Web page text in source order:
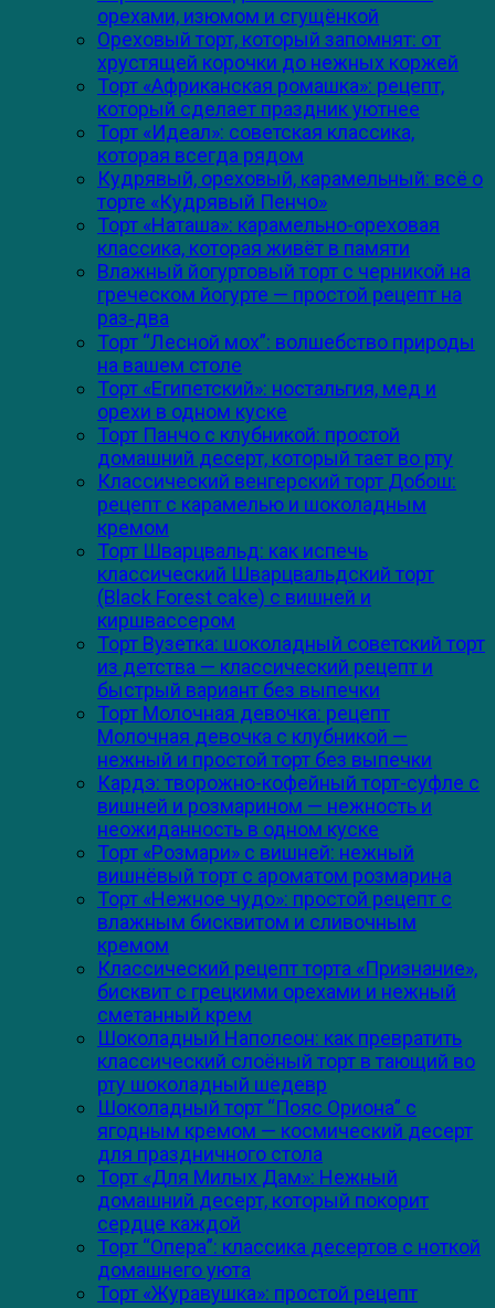
орехами, изюмом и сгущёнкой
Ореховый торт, который запомнят: от
хрустящей корочки до нежных коржей
Торт «Африканская ромашка»: рецепт,
который сделает праздник уютнее
Торт «Идеал»: советская классика,
которая всегда рядом
Кудрявый, ореховый, карамельный: всё о
торте «Кудрявый Пенчо»
Торт «Наташа»: карамельно-ореховая
классика, которая живёт в памяти
Влажный йогуртовый торт с черникой на
греческом йогурте — простой рецепт на
раз‑два
Торт “Лесной мох”: волшебство природы
на вашем столе
Торт «Египетский»: ностальгия, мед и
орехи в одном куске
Торт Панчо с клубникой: простой
домашний десерт, который тает во рту
Классический венгерский торт Добош:
рецепт с карамелью и шоколадным
кремом
Торт Шварцвальд: как испечь
классический Шварцвальдский торт
(Black Forest cake) с вишней и
киршвассером
Торт Вузетка: шоколадный советский торт
из детства — классический рецепт и
быстрый вариант без выпечки
Торт Молочная девочка: рецепт
Молочная девочка с клубникой —
нежный и простой торт без выпечки
Кардэ: творожно-кофейный торт-суфле с
вишней и розмарином — нежность и
неожиданность в одном куске
Торт «Розмари» с вишней: нежный
вишнёвый торт с ароматом розмарина
Торт «Нежное чудо»: простой рецепт с
влажным бисквитом и сливочным
кремом
Классический рецепт торта «Признание»,
бисквит с грецкими орехами и нежный
сметанный крем
Шоколадный Наполеон: как превратить
классический слоёный торт в тающий во
рту шоколадный шедевр
Шоколадный торт “Пояс Ориона” с
ягодным кремом — космический десерт
для праздничного стола
Торт «Для Милых Дам»: Нежный
домашний десерт, который покорит
сердце каждой
Торт “Опера”: классика десертов с ноткой
домашнего уюта
Торт «Журавушка»: простой рецепт